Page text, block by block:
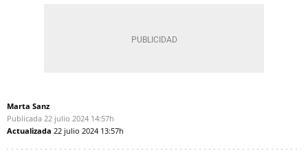
Marta Sanz
Publicada 22 julio 2024 14:57h
Actualizada 22 julio 2024 13:57h